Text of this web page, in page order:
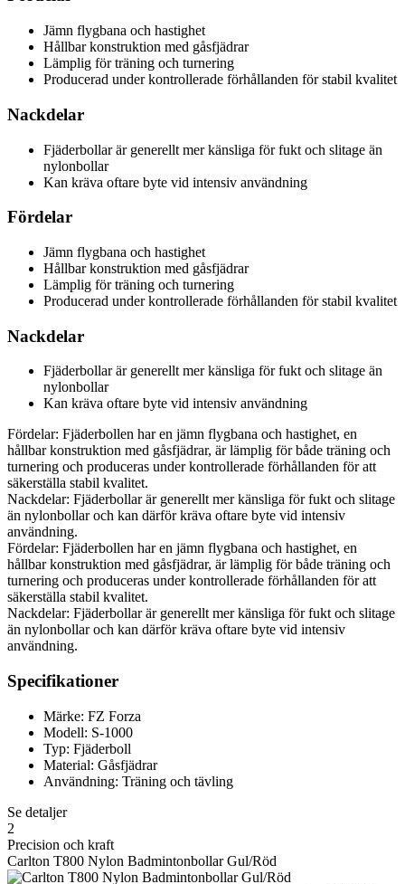
Jämn flygbana och hastighet
Hållbar konstruktion med gåsfjädrar
Lämplig för träning och turnering
Producerad under kontrollerade förhållanden för stabil kvalitet
Nackdelar
Fjäderbollar är generellt mer känsliga för fukt och slitage än
nylonbollar
Kan kräva oftare byte vid intensiv användning
Fördelar
Jämn flygbana och hastighet
Hållbar konstruktion med gåsfjädrar
Lämplig för träning och turnering
Producerad under kontrollerade förhållanden för stabil kvalitet
Nackdelar
Fjäderbollar är generellt mer känsliga för fukt och slitage än
nylonbollar
Kan kräva oftare byte vid intensiv användning
Fördelar: Fjäderbollen har en jämn flygbana och hastighet, en
hållbar konstruktion med gåsfjädrar, är lämplig för både träning och
turnering och produceras under kontrollerade förhållanden för att
säkerställa stabil kvalitet.
Nackdelar: Fjäderbollar är generellt mer känsliga för fukt och slitage
än nylonbollar och kan därför kräva oftare byte vid intensiv
användning.
Fördelar: Fjäderbollen har en jämn flygbana och hastighet, en
hållbar konstruktion med gåsfjädrar, är lämplig för både träning och
turnering och produceras under kontrollerade förhållanden för att
säkerställa stabil kvalitet.
Nackdelar: Fjäderbollar är generellt mer känsliga för fukt och slitage
än nylonbollar och kan därför kräva oftare byte vid intensiv
användning.
Specifikationer
Märke: FZ Forza
Modell: S-1000
Typ: Fjäderboll
Material: Gåsfjädrar
Användning: Träning och tävling
Se detaljer
2
Precision och kraft
Carlton T800 Nylon Badmintonbollar Gul/Röd